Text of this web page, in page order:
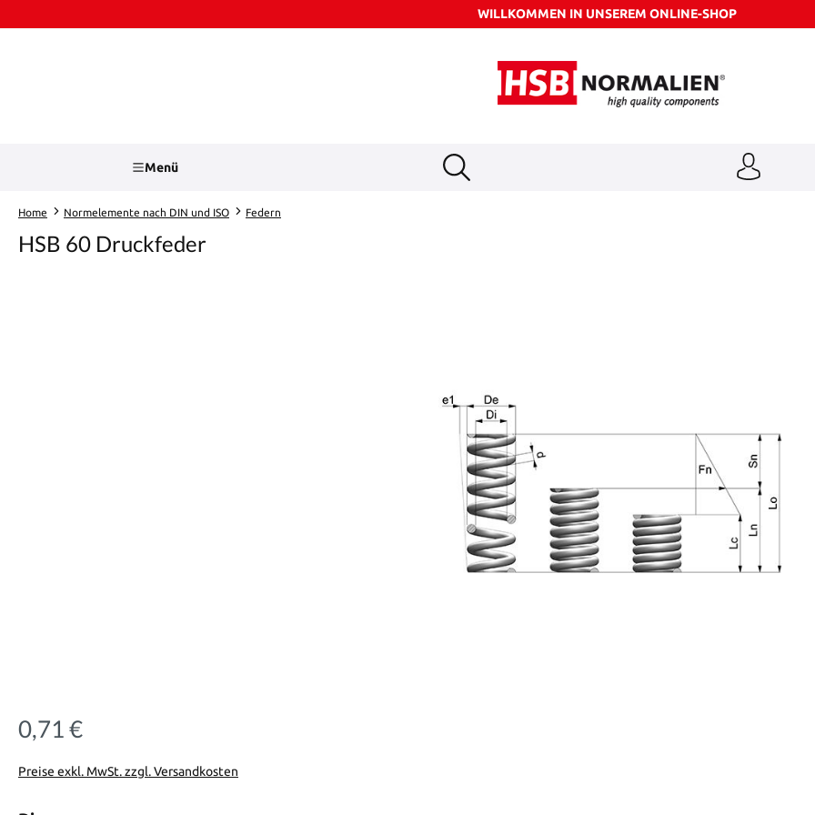
WILLKOMMEN IN UNSEREM ONLINE-SHOP
Menü
Home Normelemente nach DIN und ISO Federn
HSB 60 Druckfeder
Regulärer Preis:
0,71 €
Preise exkl. MwSt. zzgl. Versandkosten